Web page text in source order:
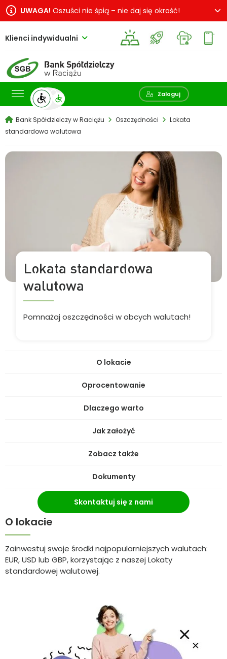
UWAGA! Oszuści nie śpią – nie daj się okraść!
Klienci indywidualni
Zaloguj
Pokaż wyszukiwarkę
Bank Spółdzielczy w Raciążu Oszczędności
Lokata
standardowa walutowa
Lokata standardowa
walutowa
Pomnażaj oszczędności w obcych walutach!
O lokacie
Oprocentowanie
Dlaczego warto
Jak założyć
Zobacz także
Dokumenty
Skontaktuj się z nami
O lokacie
Zainwestuj swoje środki najpopularniejszych walutach:
EUR, USD lub GBP, korzystając z naszej Lokaty
standardowej walutowej.